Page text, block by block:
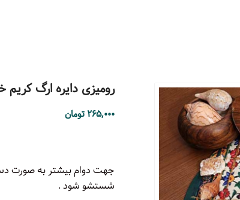
رومیزی دایره ارگ کریم
۲۶۵,۰۰۰ تومان
جهت دوام بیشتر به صورت
شستشو شود .